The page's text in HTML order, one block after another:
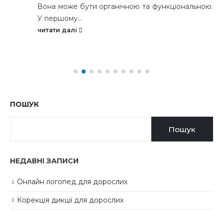
Вона може бути органічною та функціональною.
У першому...
читати далі
ПОШУК
Пошук
НЕДАВНІ ЗАПИСИ
Онлайн логопед для дорослих
Корекція дикції для дорослих